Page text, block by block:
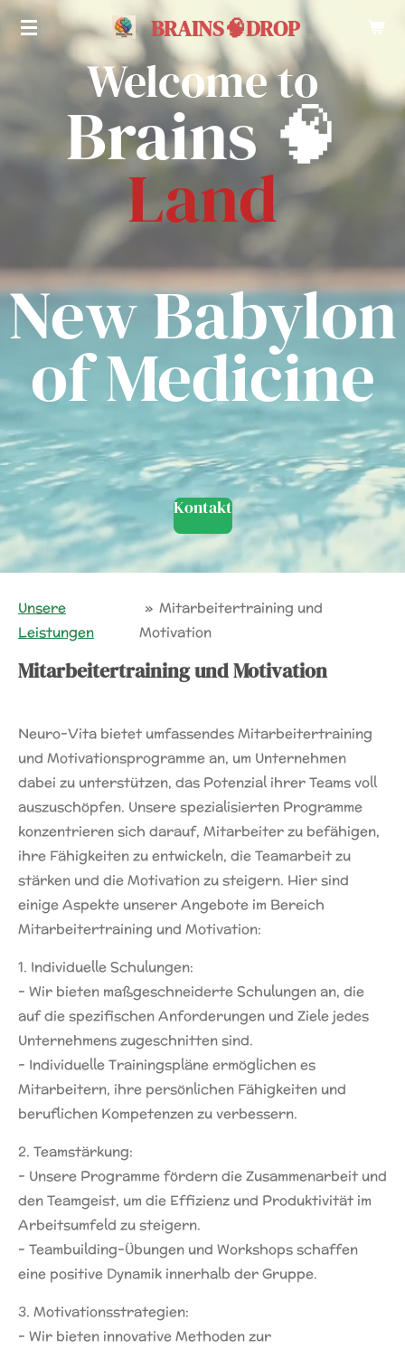
Zum
Hauptinhalt
BRAINS🧠DROP
Welcome to
Brains 🧠
Land
New Babylon
of Medicine
Kontakt
Unsere
Leistungen
» Mitarbeitertraining und
Motivation
Mitarbeitertraining und Motivation
Neuro-Vita bietet umfassendes Mitarbeitertraining
und Motivationsprogramme an, um Unternehmen
dabei zu unterstützen, das Potenzial ihrer Teams voll
auszuschöpfen. Unsere spezialisierten Programme
konzentrieren sich darauf, Mitarbeiter zu befähigen,
ihre Fähigkeiten zu entwickeln, die Teamarbeit zu
stärken und die Motivation zu steigern. Hier sind
einige Aspekte unserer Angebote im Bereich
Mitarbeitertraining und Motivation:
1. Individuelle Schulungen:
- Wir bieten maßgeschneiderte Schulungen an, die
auf die spezifischen Anforderungen und Ziele jedes
Unternehmens zugeschnitten sind.
- Individuelle Trainingspläne ermöglichen es
Mitarbeitern, ihre persönlichen Fähigkeiten und
beruflichen Kompetenzen zu verbessern.
2. Teamstärkung:
- Unsere Programme fördern die Zusammenarbeit und
den Teamgeist, um die Effizienz und Produktivität im
Arbeitsumfeld zu steigern.
- Teambuilding-Übungen und Workshops schaffen
eine positive Dynamik innerhalb der Gruppe.
3. Motivationsstrategien:
- Wir bieten innovative Methoden zur